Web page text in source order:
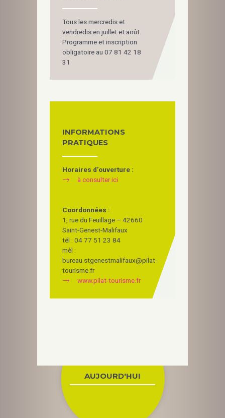
Tous les mercredis et
vendredis en juillet et août
Programme et inscription
obligatoire au 07 81 42 18
31
INFORMATIONS
PRATIQUES
Horaires d’ouverture :
à consulter ici
Coordonnées :
1, rue du Feuillage – 42660
Saint-Genest-Malifaux
tél : 04 77 51 23 84
mèl :
bureau.stgenestmalifaux@pilat-
tourisme.fr
www.pilat-tourisme.fr
AUJOURD'HUI